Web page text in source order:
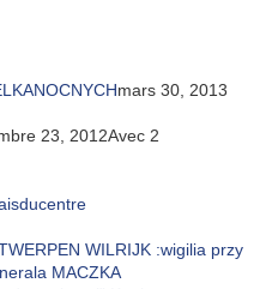
mars 30, 2013
23, 2012Avec 2
WILRIJK :wigilia przy
MACZKA